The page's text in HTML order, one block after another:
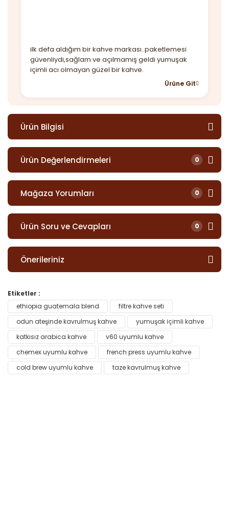
ilk defa aldığım bir kahve markası..paketlemesi
güvenliydi,sağlam ve açılmamış geldi yumuşak
içimli acı olmayan güzel bir kahve.
Ürüne Git
Ürün Bilgisi
Ürün Değerlendirmeleri 0
Mağaza Yorumları 0
Ürün Soru ve Cevapları 0
Önerileriniz
Etiketler :
ethiopia guatemala blend
filtre kahve seti
odun ateşinde kavrulmuş kahve
yumuşak içimli kahve
katkısız arabica kahve
v60 uyumlu kahve
chemex uyumlu kahve
french press uyumlu kahve
cold brew uyumlu kahve
taze kavrulmuş kahve